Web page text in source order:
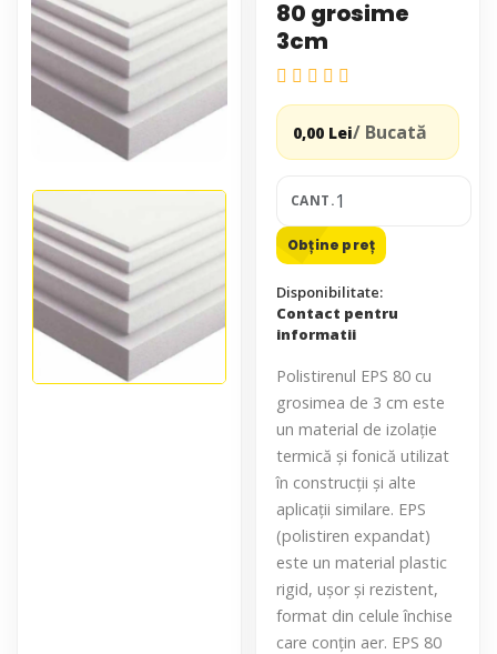
80 grosime
3cm
0,00 Lei/ Bucată
CANT.
Obține preț
Disponibilitate:
Contact pentru
informatii
Polistirenul EPS 80 cu
grosimea de 3 cm este
un material de izolație
termică și fonică utilizat
în construcții și alte
aplicații similare. EPS
(polistiren expandat)
este un material plastic
rigid, ușor și rezistent,
format din celule închise
care conțin aer. EPS 80